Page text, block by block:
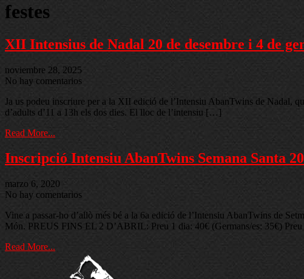
festes
XII Intensius de Nadal 20 de desembre i 4 de
noviembre 28, 2025
No hay comentarios
Ja us podeu inscriure per a la XII edició de l’Intensiu AbanTwins de Nadal,
d’adults d’11 a 13h els dos dies. El lloc de l’intensiu […]
Read More...
Inscripció Intensiu AbanTwins Semana Santa
marzo 6, 2020
No hay comentarios
Vine a passar-ho d’allò més bé a la 6a edició de l’Intensiu AbanTwins de
Món. PREUS FINS EL 2 D’ABRIL: Preu 1 dia: 40€ (Germans/es: 35€)
Read More...